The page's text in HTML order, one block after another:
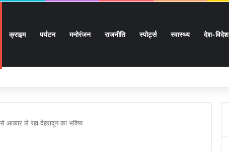
क्राइम पर्यटन मनोरंजन राजनीति स्पोर्ट्स स्वास्थ्य देश-विदेश
87 हजार 17 पेंशन लाभार्थियों को 146 करोड़ 32 लाख की पेंशन राशि का किया भुगतान
आकार ले रहा देहरादून का भविष्य